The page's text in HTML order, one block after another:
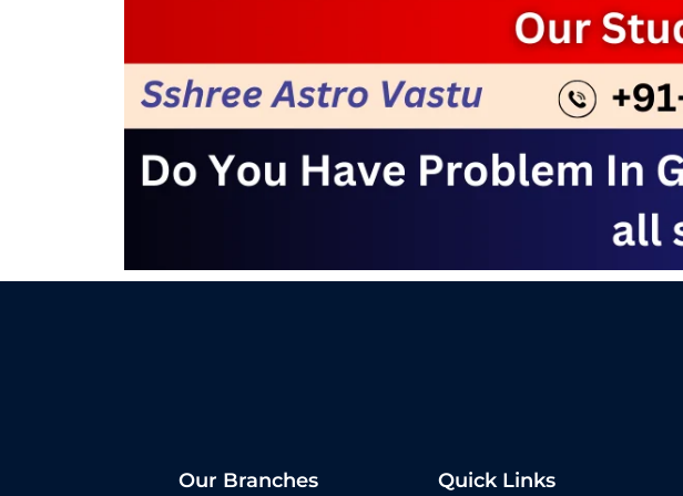
Our Branches Quick Links